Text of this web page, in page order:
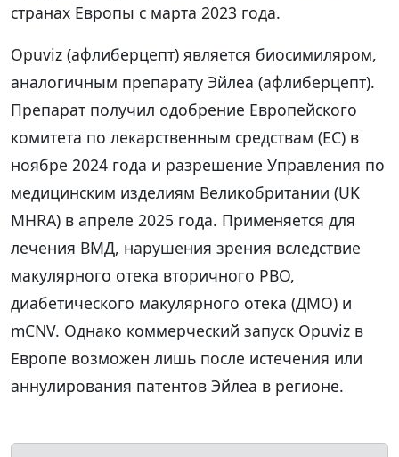
странах Европы с марта 2023 года.
Opuviz (афлиберцепт) является биосимиляром,
аналогичным препарату Эйлеа (афлиберцепт).
Препарат получил одобрение Европейского
комитета по лекарственным средствам (EC) в
ноябре 2024 года и разрешение Управления по
медицинским изделиям Великобритании (UK
MHRA) в апреле 2025 года. Применяется для
лечения ВМД, нарушения зрения вследствие
макулярного отека вторичного РВО,
диабетического макулярного отека (ДМО) и
mCNV. Однако коммерческий запуск Opuviz в
Европе возможен лишь после истечения или
аннулирования патентов Эйлеа в регионе.